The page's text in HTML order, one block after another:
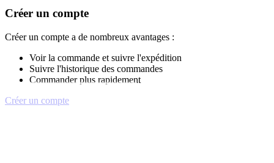
Créer un compte
Créer un compte a de nombreux avantages :
Voir la commande et suivre l'expédition
Suivre l'historique des commandes
Commander plus rapidement
Créer un compte